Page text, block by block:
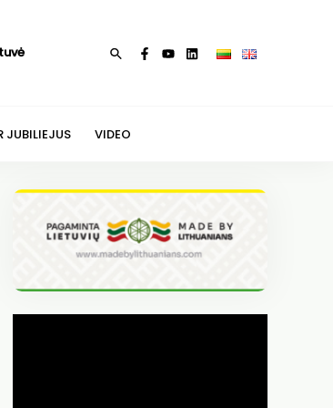
Paieška
JUBILIEJUS VIDEO